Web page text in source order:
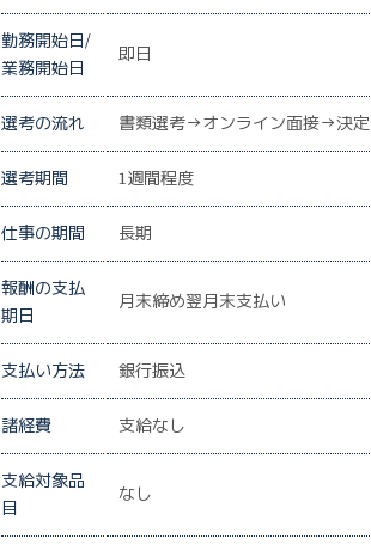
勤務開始日/
業務開始日
即日
選考の流れ 書類選考→オンライン面接→決定
選考期間 1週間程度
仕事の期間 長期
報酬の支払
期日
月末締め翌月末支払い
支払い方法 銀行振込
諸経費 支給なし
支給対象品
目
なし